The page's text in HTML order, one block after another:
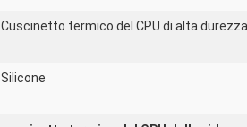
Cuscinetto termico del CPU di alta
Silicone